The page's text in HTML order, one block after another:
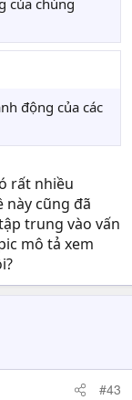
của chúng
động của các
rất nhiều
này cũng đã
trung vào vấn
mô tả xem
#43